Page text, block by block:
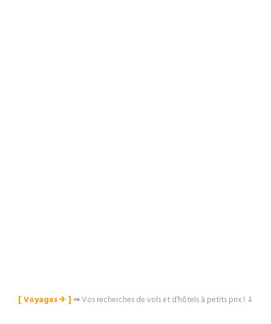
[ Voyages ✈︎ ]⇒Vos recherches de vols et d’hôtels à petits prix ! ⇓